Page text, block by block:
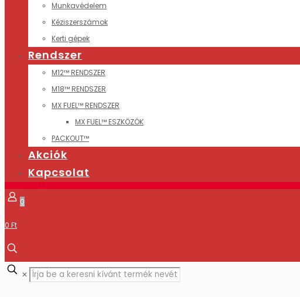
Munkavédelem
Kéziszerszámok
Kerti gépek
Rendszer
M12™ RENDSZER
M18™ RENDSZER
MX FUEL™ RENDSZER
MX FUEL™ ESZKÖZÖK
PACKOUT™
Akciók
Kapcsolat
0
0 Ft
✕